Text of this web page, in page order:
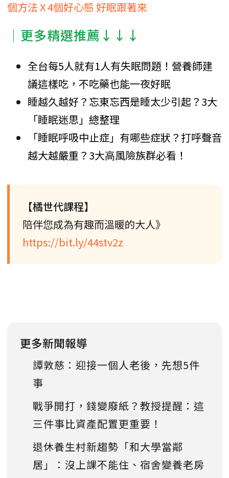
個方法 X 4個好心態 好眠跟著來
│更多精選推薦↓↓↓
全台每5人就有1人有失眠問題！營養師建
議這樣吃，不吃藥也能一夜好眠
睡越久越好？忘東忘西是睡太少引起？3大
「睡眠迷思」總整理
「睡眠呼吸中止症」有哪些症狀？打呼聲音
越大越嚴重？3大高風險族群必看！
【橘世代課程】
陪伴您成為有趣而溫暖的大人》
https://bit.ly/44stv2z
更多新聞報導
譚敦慈：迎接一個人老後，先想5件
事
戰爭開打，錢變廢紙？教授提醒：這
三件事比資產配置更重要！
退休養生村新趨勢「和大學當鄰
居」：沒上課不能住、宿舍變養老房